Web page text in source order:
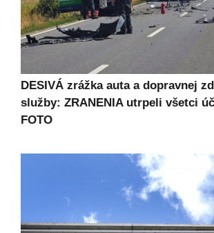
DESIVÁ zrážka auta a dopravnej
služby: ZRANENIA utrpeli všetci
FOTO